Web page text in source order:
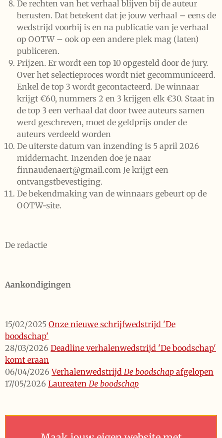
De rechten van het verhaal blijven bij de auteur
berusten. Dat betekent dat je jouw verhaal – eens de
wedstrijd voorbij is en na publicatie van je verhaal
op OOTW – ook op een andere plek mag (laten)
publiceren.
Prijzen. Er wordt een top 10 opgesteld door de jury.
Over het selectieproces wordt niet gecommuniceerd.
Enkel de top 3 wordt gecontacteerd. De winnaar
krijgt €60, nummers 2 en 3 krijgen elk €30. Staat in
de top 3 een verhaal dat door twee auteurs samen
werd geschreven, moet de geldprijs onder de
auteurs verdeeld worden
De uiterste datum van inzending is 5 april 2026
middernacht. Inzenden doe je naar
finnaudenaert@gmail.com Je krijgt een
ontvangstbevestiging.
De bekendmaking van de winnaars gebeurt op de
OOTW-site.
De redactie
Aankondigingen
15/02/2025 Onze nieuwe schrijfwedstrijd 'De
boodschap'
28/03/2026 Deadline verhalenwedstrijd 'De boodschap'
komt eraan
06/04/2026Verhalenwedstrijd De boodschap afgelopen
17/05/2026 Laureaten De boodschap